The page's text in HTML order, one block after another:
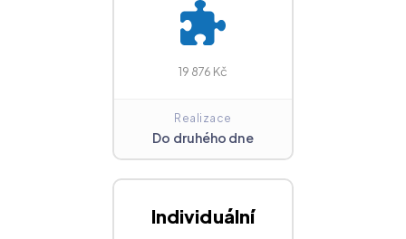
19 876 Kč
Realizace
Do druhého dne
Individuální